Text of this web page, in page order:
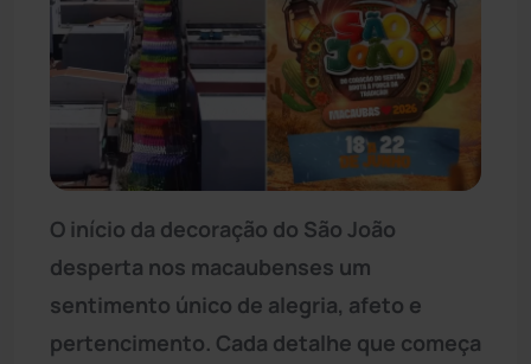
O início da decoração do São João
desperta nos macaubenses um
sentimento único de alegria, afeto e
pertencimento. Cada detalhe que começa